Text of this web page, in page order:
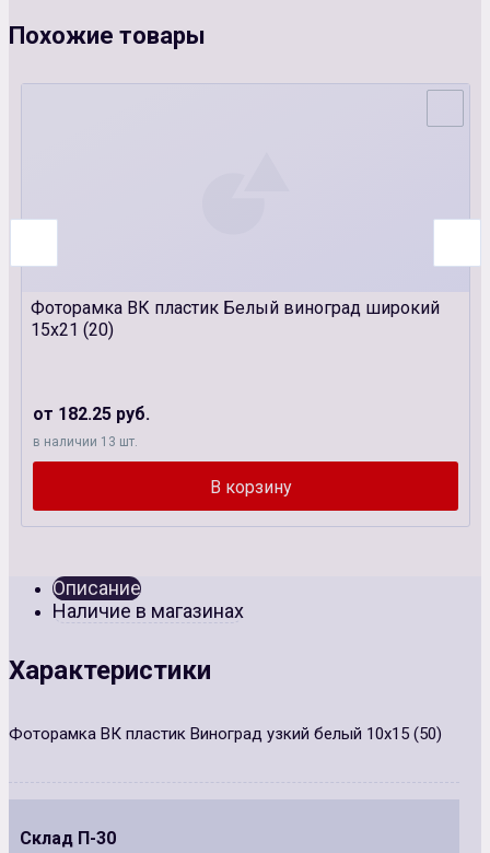
Похожие товары
Фоторамка ВК пластик Белый виноград широкий
15х21 (20)
от 182.25 руб.
в наличии 13 шт.
Описание
Наличие в магазинах
Характеристики
Фоторамка ВК пластик Виноград узкий белый 10х15 (50)
Склад П-30